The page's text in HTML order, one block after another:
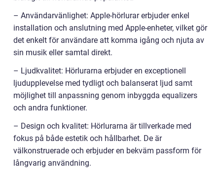
– Användarvänlighet: Apple-hörlurar erbjuder enkel
installation och anslutning med Apple-enheter, vilket gör
det enkelt för användare att komma igång och njuta av
sin musik eller samtal direkt.
– Ljudkvalitet: Hörlurarna erbjuder en exceptionell
ljudupplevelse med tydligt och balanserat ljud samt
möjlighet till anpassning genom inbyggda equalizers
och andra funktioner.
– Design och kvalitet: Hörlurarna är tillverkade med
fokus på både estetik och hållbarhet. De är
välkonstruerade och erbjuder en bekväm passform för
långvarig användning.